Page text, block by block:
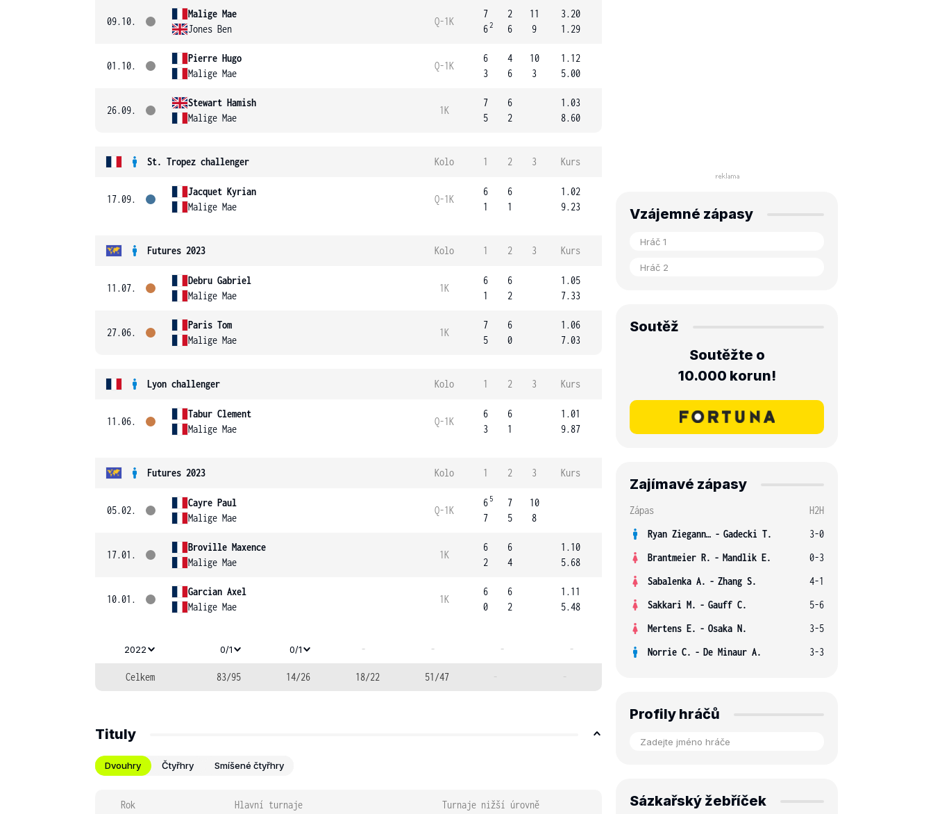
09.10.
Malige Mae
Jones Ben
Q-1K
7
62
2
6
11
9
3.20
1.29
01.10.
Pierre Hugo
Malige Mae
Q-1K
6
3
4
6
10
3
1.12
5.00
26.09.
Stewart Hamish
Malige Mae
1K
7
5
6
2
1.03
8.60
St. Tropez challenger Kolo 1 2 3 Kurs
17.09.
Jacquet Kyrian
Malige Mae
Q-1K
6
1
6
1
1.02
9.23
Futures 2023 Kolo 1 2 3 Kurs
11.07.
Debru Gabriel
Malige Mae
1K
6
1
6
2
1.05
7.33
27.06.
Paris Tom
Malige Mae
1K
7
5
6
0
1.06
7.03
Lyon challenger Kolo 1 2 3 Kurs
11.06.
Tabur Clement
Malige Mae
Q-1K
6
3
6
1
1.01
9.87
Futures 2023 Kolo 1 2 3 Kurs
05.02.
Cayre Paul
Malige Mae
Q-1K
6 5
7
7
5
10
8
17.01.
Broville Maxence
Malige Mae
1K
6
2
6
4
1.10
5.68
10.01.
Garcian Axel
Malige Mae
1K
6
0
6
2
1.11
5.48
2022 0/1 0/1 - - - -
Celkem 83/95 14/26 18/22 51/47 - -
Tituly
Dvouhry Čtyřhry Smíšené čtyřhry
Rok Hlavní turnaje Turnaje nižší úrovně
Vzájemné zápasy
Soutěž
Soutěžte o
10.000 korun!
Zajímavé zápasy
Zápas
H2H
Ryan Ziegann S. - Gadecki T.
3-0
Brantmeier R. - Mandlik E.
0-3
Sabalenka A. - Zhang S.
4-1
Sakkari M. - Gauff C.
5-6
Mertens E. - Osaka N.
3-5
Norrie C. - De Minaur A. 3-3
Profily hráčů
Sázkařský žebříček